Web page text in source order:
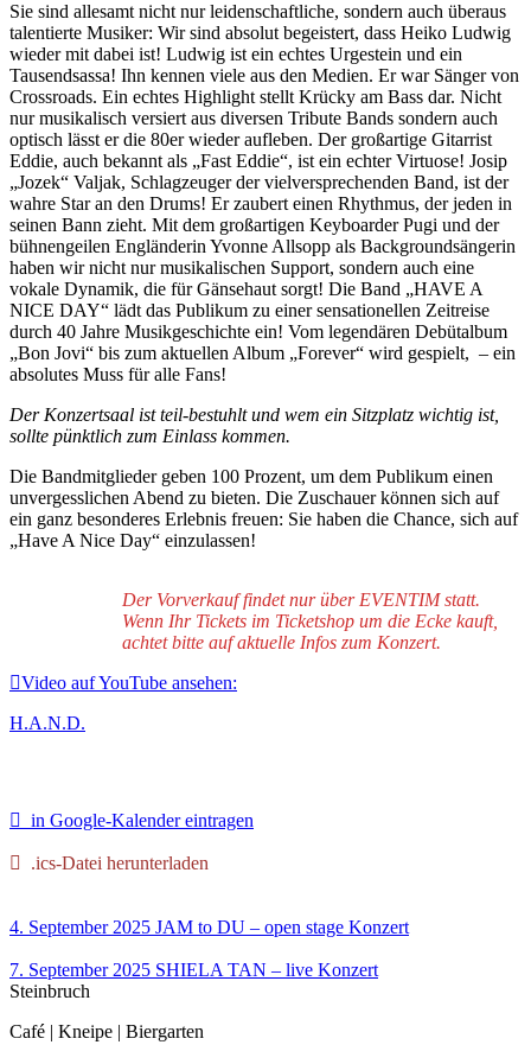
Sie sind allesamt nicht nur leidenschaftliche, sondern auch überaus
talentierte Musiker: Wir sind absolut begeistert, dass Heiko Ludwig
wieder mit dabei ist! Ludwig ist ein echtes Urgestein und ein
Tausendsassa! Ihn kennen viele aus den Medien. Er war Sänger von
Crossroads. Ein echtes Highlight stellt Krücky am Bass dar. Nicht
nur musikalisch versiert aus diversen Tribute Bands sondern auch
optisch lässt er die 80er wieder aufleben. Der großartige Gitarrist
Eddie, auch bekannt als „Fast Eddie“, ist ein echter Virtuose! Josip
„Jozek“ Valjak, Schlagzeuger der vielversprechenden Band, ist der
wahre Star an den Drums! Er zaubert einen Rhythmus, der jeden in
seinen Bann zieht. Mit dem großartigen Keyboarder Pugi und der
bühnengeilen Engländerin Yvonne Allsopp als Backgroundsängerin
haben wir nicht nur musikalischen Support, sondern auch eine
vokale Dynamik, die für Gänsehaut sorgt! Die Band „HAVE A
NICE DAY“ lädt das Publikum zu einer sensationellen Zeitreise
durch 40 Jahre Musikgeschichte ein! Vom legendären Debütalbum
„Bon Jovi“ bis zum aktuellen Album „Forever“ wird gespielt, – ein
absolutes Muss für alle Fans!
Der Konzertsaal ist teil-bestuhlt und wem ein Sitzplatz wichtig ist,
sollte pünktlich zum Einlass kommen.
Die Bandmitglieder geben 100 Prozent, um dem Publikum einen
unvergesslichen Abend zu bieten. Die Zuschauer können sich auf
ein ganz besonderes Erlebnis freuen: Sie haben die Chance, sich auf
„Have A Nice Day“ einzulassen!
Der Vorverkauf findet nur über EVENTIM statt.
Wenn Ihr Tickets im Ticketshop um die Ecke kauft,
achtet bitte auf aktuelle Infos zum Konzert.
Video auf YouTube ansehen:
H.A.N.D.
in Google-Kalender eintragen
.ics-Datei herunterladen
4. September 2025 JAM to DU – open stage Konzert
7. September 2025 SHIELA TAN – live Konzert
Steinbruch
Café | Kneipe | Biergarten